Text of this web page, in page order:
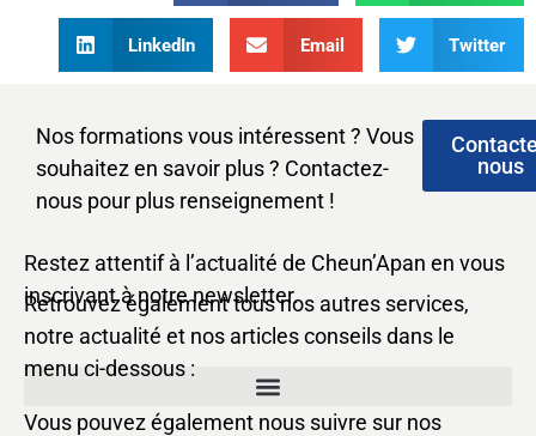
LinkedIn Email Twitter
Nos formations vous intéressent ? Vous
souhaitez en savoir plus ? Contactez-
nous pour plus renseignement !
nous
Restez attentif à l’actualité de Cheun’Apan en vous
inscrivant à notre newsletter.
Retrouvez également tous nos autres services,
notre actualité et nos articles conseils dans le
menu ci-dessous :
Vous pouvez également nous suivre sur nos